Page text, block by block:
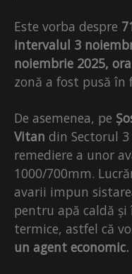
Este vorba despre
intervalul 3
noiembrie 2025,
zonă a fost pusă în
De asemenea, pe
Vitan din Sectorul
remediere a unor
1000/700mm.
avarii impun
pentru apă caldă
termice, astfel că
un agent economic.